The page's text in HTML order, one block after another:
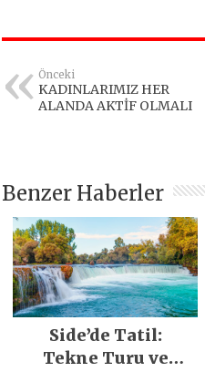
Önceki
KADINLARIMIZ HER
ALANDA AKTİF OLMALI
Benzer Haberler
Side’de Tatil:
Tekne Turu ve